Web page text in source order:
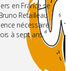
en France se
Retailleau
nécessaire
à sept ans.